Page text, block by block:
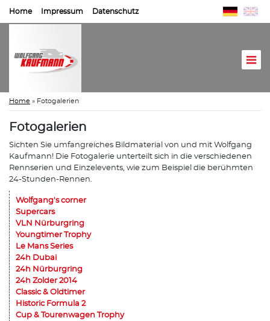
Home Impressum Datenschutz
Home » Fotogalerien
Fotogalerien
Sichten Sie umfangreiches Bildmaterial von und mit Wolfgang
Kaufmann! Die Fotogalerie unterteilt sich in die verschiedenen
Rennserien und Einzelevents, wie zum Beispiel die berühmten
24-Stunden-Rennen.
Wolfgang's corner
Supercars
VLN Nürburgring
Youngtimer Trophy
Le Mans Series
24h Dubai
24h Nürburgring
24h Zolder 2014
Classic & Oldtimer
Historic Formula 2
Cup & Tourenwagen Trophy